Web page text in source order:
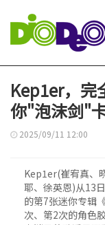
Kep1er，
你"泡沫剑"
2025/09/11 12:00
Kep1er(崔宥真、
耶、徐英恩)从13
的第7张迷你专辑
次、第2次的角色